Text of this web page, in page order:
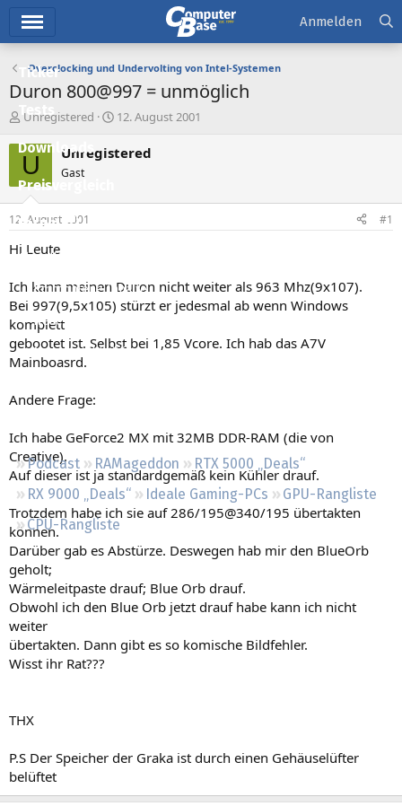
Ticker
Tests
Downloads
Preisvergleich
Forum
Aktuelles
Empfohlene Inhalte
Neue Beiträge
Neueste Aktivitäten
Podcast RAMageddon
RTX 5000 „Deals“
RX 9000 „Deals“
Ideale Gaming-PCs
GPU-Rangliste
CPU-Rangliste
Anmelden
Overclocking und Undervolting von Intel-Systemen
Duron 800@997 = unmöglich
E
s
e
e
Unregistered
E
s
t
12. August 2001
U Unregistered
Gast
12. August 2001 #1
Hi Leute
Ich kann meinen Duron nicht weiter als 963 Mhz(9x107).
Bei 997(9,5x105) stürzt er jedesmal ab wenn Windows
komplett
gebootet ist. Selbst bei 1,85 Vcore. Ich hab das A7V
Mainboasrd.
Andere Frage:
Ich habe GeForce2 MX mit 32MB DDR-RAM (die von
Creative).
Auf dieser ist ja standardgemäß kein Kühler drauf.
Trotzdem habe ich sie auf 286/195@340/195 übertakten
können.
Darüber gab es Abstürze. Deswegen hab mir den BlueOrb
geholt;
Wärmeleitpaste drauf; Blue Orb drauf.
Obwohl ich den Blue Orb jetzt drauf habe kann ich nicht
weiter
übertakten. Dann gibt es so komische Bildfehler.
Wisst ihr Rat???
THX
P.S Der Speicher der Graka ist durch einen Gehäuselüfter
belüftet